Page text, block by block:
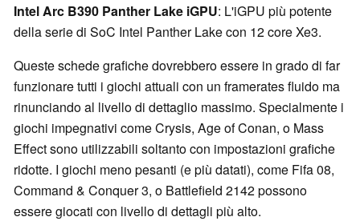
Intel Arc B390 Panther Lake iGPU: L'iGPU più potente
della serie di SoC Intel Panther Lake con 12 core Xe3.
Queste schede grafiche dovrebbero essere in grado di far
funzionare tutti i giochi attuali con un framerates fluido ma
rinunciando al livello di dettaglio massimo. Specialmente i
giochi impegnativi come Crysis, Age of Conan, o Mass
Effect sono utilizzabili soltanto con impostazioni grafiche
ridotte. I giochi meno pesanti (e più datati), come Fifa 08,
Command & Conquer 3, o Battlefield 2142 possono
essere giocati con livello di dettagli più alto.